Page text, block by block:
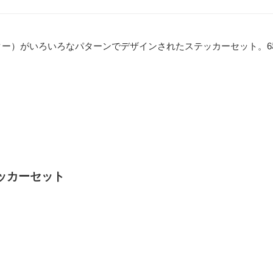
）がいろいろなパターンでデザインされたステッカーセット。
カーセット